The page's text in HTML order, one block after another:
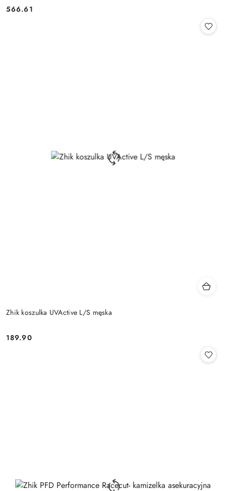
Cena:
566.61
Zhik koszulka UVActive L/S męska
Cena:
189.90